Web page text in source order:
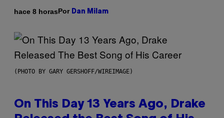
hace 8 horasPor Dan Milam
(PHOTO BY GARY GERSHOFF/WIREIMAGE)
On This Day 13 Years Ago, Drake